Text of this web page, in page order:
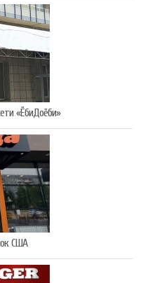
«ЁбиДоёби»
США